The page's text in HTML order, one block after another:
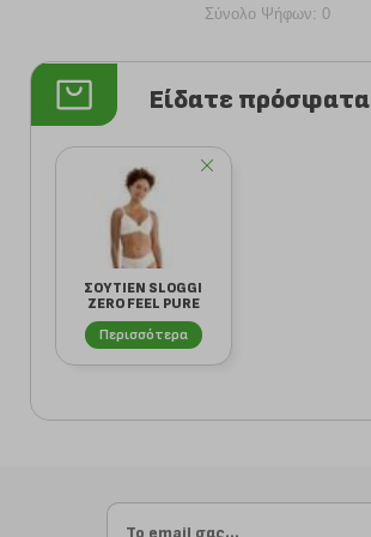
Σύνολο Ψήφων: 0
Είδατε πρόσφατα
ΣΟΥΤΙΕΝ SLOGGI
ZERO FEEL PURE
THE UP PUSH UP ...
Περισσότερα